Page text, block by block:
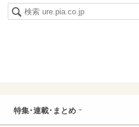
特集･連載･まとめ